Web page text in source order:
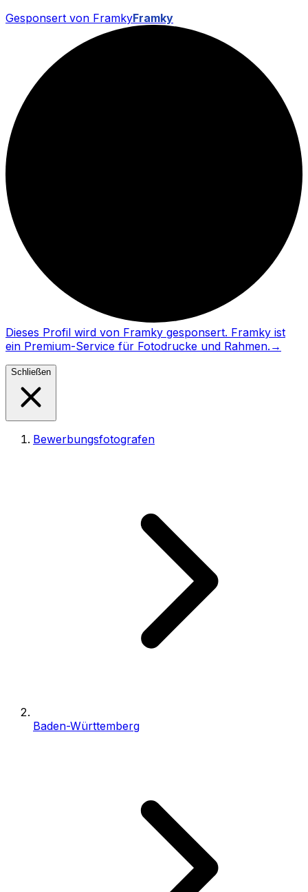
Gesponsert von FramkyFramky
Dieses Profil wird von Framky gesponsert. Framky ist
ein Premium-Service für Fotodrucke und Rahmen. →
Schließen
Bewerbungsfotografen
Baden-Württemberg